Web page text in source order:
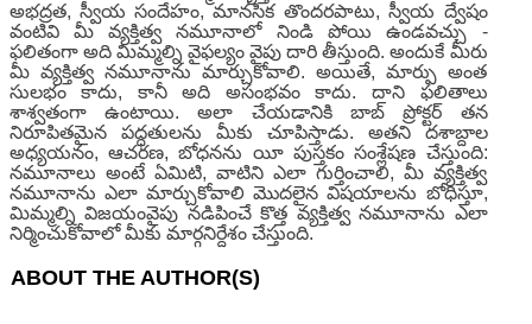
అభద్రత, స్వీయ సందేహం, మానసిక తొందరపాటు, స్వీయ ద్వేషం
వంటివి మీ వ్యక్తిత్వ నమూనాలో నిండి పోయి ఉండవచ్చు -
ఫలితంగా అది మిమ్మల్ని వైఫల్యం వైపు దారి తీస్తుంది. అందుకే మీరు
మీ వ్యక్తిత్వ నమూనాను మార్చుకోవాలి. అయితే, మార్పు అంత
సులభం కాదు, కానీ అది అసంభవం కాదు. దాని ఫలితాలు
శాశ్వతంగా ఉంటాయి. అలా చేయడానికి బాబ్ ప్రోక్టర్ తన
నిరూపితమైన పద్ధతులను మీకు చూపిస్తాడు. అతని దశాబ్దాల
అధ్యయనం, ఆచరణ, బోధనను యీ పుస్తకం సంశ్లేషణ చేస్తుంది:
నమూనాలు అంటే ఏమిటి, వాటిని ఎలా గుర్తించాలి, మీ వ్యక్తిత్వ
నమూనాను ఎలా మార్చుకోవాలి మొదలైన విషయాలను బోధిస్తూ,
మిమ్మల్ని విజయంవైపు నడిపించే కొత్త వ్యక్తిత్వ నమూనాను ఎలా
నిర్మించుకోవాలో మీకు మార్గనిర్దేశం చేస్తుంది.
ABOUT THE AUTHOR(S)